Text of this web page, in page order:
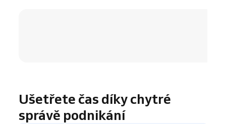
Ušetřete čas díky chytré
správě podnikání